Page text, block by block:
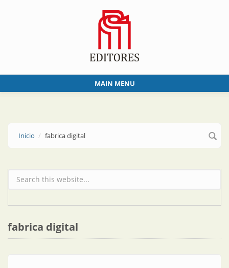
MAIN MENU
Inicio fabrica digital
Formulario de búsqueda
fabrica digital